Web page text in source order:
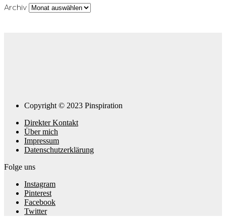
Archiv
Copyright © 2023 Pinspiration
Direkter Kontakt
Über mich
Impressum
Datenschutzerklärung
Folge uns
Instagram
Pinterest
Facebook
Twitter